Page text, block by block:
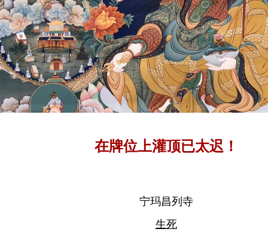
在牌位上灌顶已太迟！
宁玛昌列寺
生死